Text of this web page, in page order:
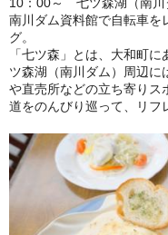
南川ダム資料館で自転車を
グ。
「七ツ森」とは、大和町
ツ森湖（南川ダム）周辺に
や直売所などの立ち寄りス
道をのんびり巡って、リフ